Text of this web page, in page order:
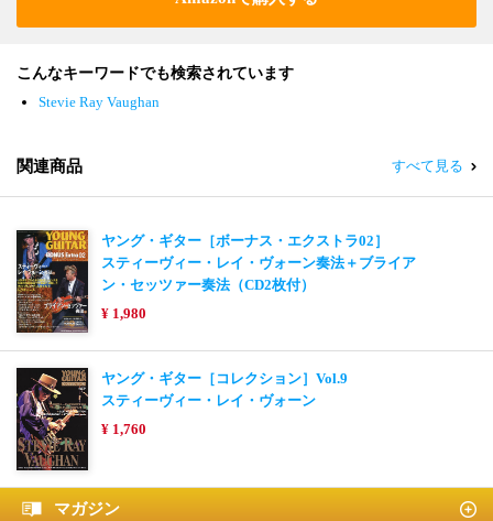
こんなキーワードでも検索されています
Stevie Ray Vaughan
関連商品 すべて見る
ヤング・ギター［ボーナス・エクストラ02］
スティーヴィー・レイ・ヴォーン奏法＋ブライア
ン・セッツァー奏法（CD2枚付）
¥ 1,980
ヤング・ギター［コレクション］Vol.9
スティーヴィー・レイ・ヴォーン
¥ 1,760
マガジン